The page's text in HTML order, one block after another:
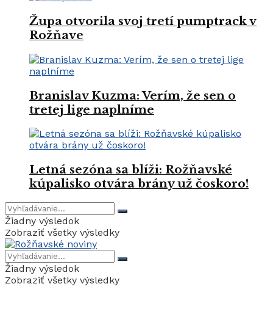
Župa otvorila svoj tretí pumptrack v
Rožňave
Branislav Kuzma: Verím, že sen o
tretej lige naplníme
Letná sezóna sa blíži: Rožňavské
kúpalisko otvára brány už čoskoro!
Žiadny výsledok
Zobraziť všetky výsledky
Žiadny výsledok
Zobraziť všetky výsledky